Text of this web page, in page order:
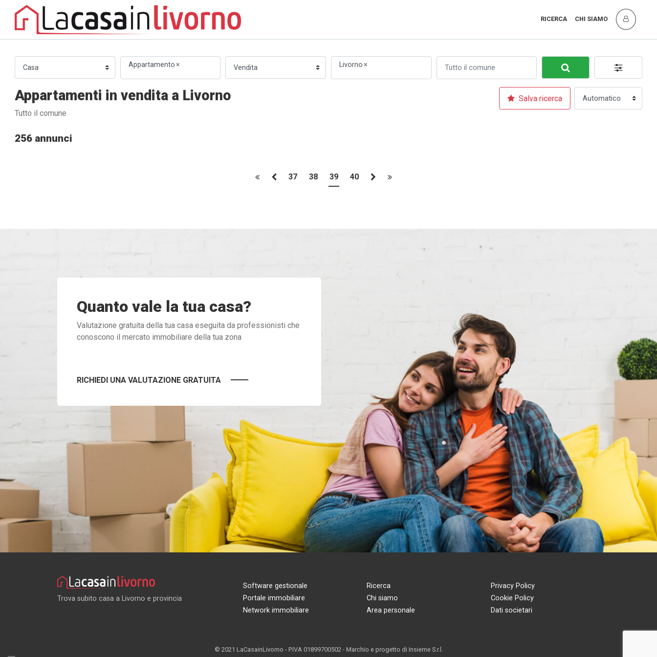
RICERCA CHI SIAMO
Appartamento× Livorno×
Appartamenti in vendita a Livorno
Tutto il comune
256 annunci
Salva ricerca
37 38 39 40
Quanto vale la tua casa?
Valutazione gratuita della tua casa eseguita da professionisti che
conoscono il mercato immobiliare della tua zona
RICHIEDI UNA VALUTAZIONE GRATUITA
Trova subito casa a Livorno e provincia
Software gestionale
Portale immobiliare
Network immobiliare
Ricerca
Chi siamo
Area personale
Privacy Policy
Cookie Policy
Dati societari
© 2021 LaCasainLivorno - P.IVA 01899700502 - Marchio e progetto di Insieme S.r.l.